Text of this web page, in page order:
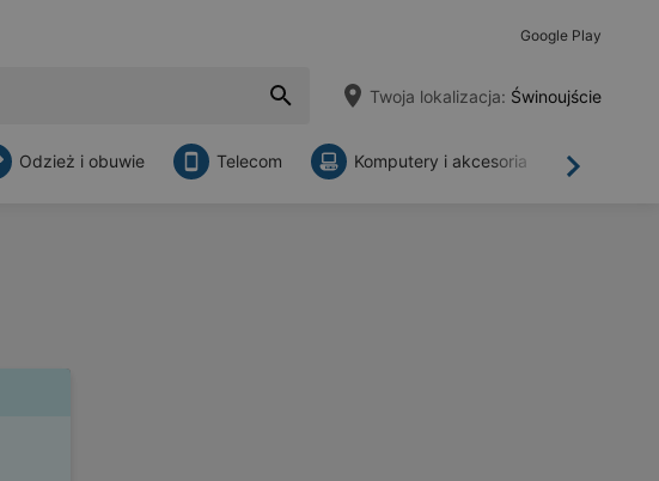
Google Play
Twoja lokalizacja: Świnoujście
Dalej
Odzież i obuwie Telecom Komputery i akcesoria